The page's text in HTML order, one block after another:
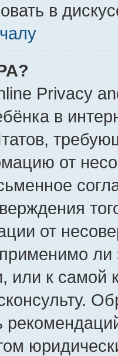
в
Privacy
в
от
от
ли
или к самой